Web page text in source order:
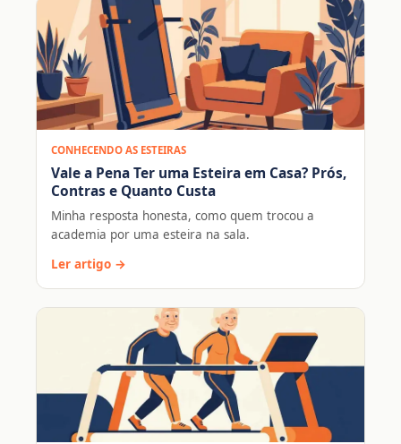
CONHECENDO AS ESTEIRAS
Vale a Pena Ter uma Esteira em Casa? Prós,
Contras e Quanto Custa
Minha resposta honesta, como quem trocou a
academia por uma esteira na sala.
Ler artigo →